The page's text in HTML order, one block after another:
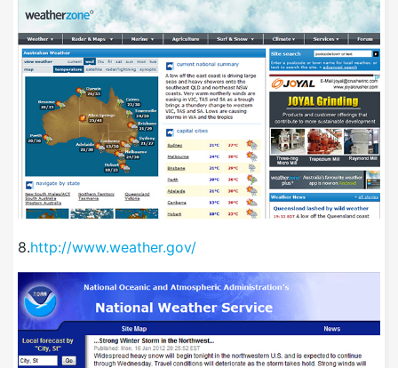
8.http://www.weather.gov/